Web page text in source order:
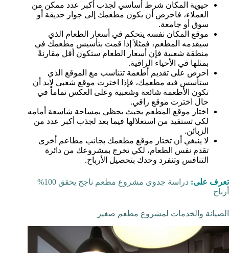
حيوية المكان شرط أساسي لجذب أكبر عدد ممكن من
العملاء، فاحرص أن يكون مطعمك إلى جوار حديقة أو
سوق أو جامعة.
موقع المكان نفسه يتحكم في أسعار الطعام الذي
سيقدمه المطعم، فمثلاً إذا قمت بتأسيس مطعمك في
منطقة شعبية فإن أسعار الطعام ستكون أقل مقارنةً
بمثلها في الأحياء الراقية.
احرص على تقديم أطعمة تتناسب مع الموقع الذي
ستأسس فيه مطعمك، فإذا اخترت موقع شعبي لابد أن
تكون الأطعمة شائعة وشعبية وعلى العكس تماماً في
حال اخترت موقع راقي.
اختار موقع المطعم بحيث يحظى بمساحة شاسعة أمامه
لكي تستفيد من استغلالها فيما بعد لجذب أكبر عدد من
الزبائن.
لا ينبغي أن تختار موقع مطعمك بجانب مطاعم أخرى
تقدم نفس الطعام، لكي تخرج بمشروعك من دائرة
التنافس وتنفرد وحدك بتحصيل الأرباح.
تعرف على:
دراسة جدوى مشروع مطعم ناجح يحقق 100%
أرباح
الصيانة والخدمات لمشروع مطعم صغير